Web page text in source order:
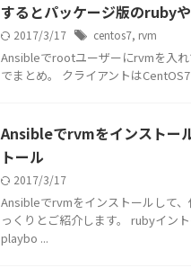
するとパッケージ版のruby
2017/3/17 centos7, rvm
Ansibleでrootユーザーにrvmを入
でまとめ。 クライアントは
Ansibleでrvmをインストー
トール
2017/3/17
Ansibleでrvmをインストールして
っくりとご紹介します。 rubyイン
playbo ...